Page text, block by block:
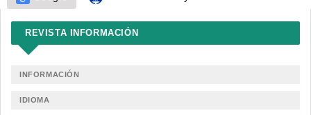
REVISTA INFORMACIÓN
INFORMACIÓN
IDIOMA